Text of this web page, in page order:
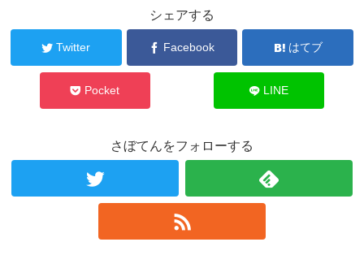
シェアする
Twitter Facebook はてブ
Pocket LINE
さぼてんをフォローする